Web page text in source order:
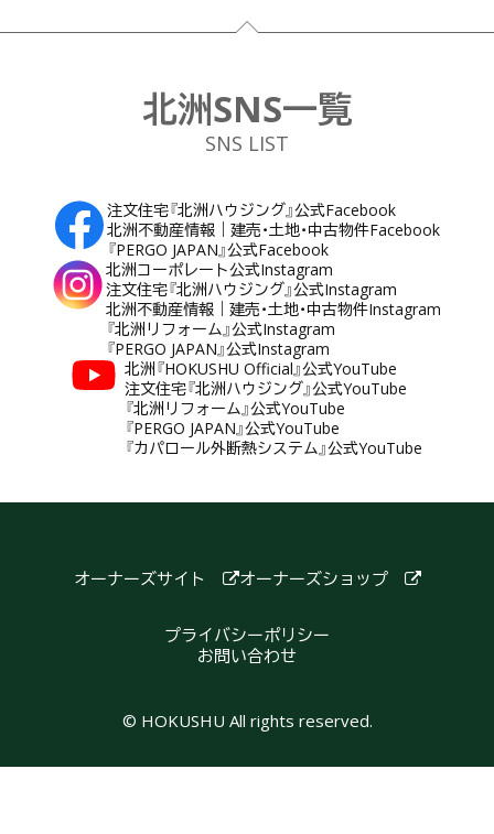
フッター
北洲SNS一覧
SNS LIST
注文住宅『北洲ハウジング』公式Facebook
北洲不動産情報｜建売・土地・中古物件Facebook
『PERGO JAPAN』公式Facebook
北洲コーポレート公式Instagram
注文住宅『北洲ハウジング』公式Instagram
北洲不動産情報｜建売・土地・中古物件Instagram
『北洲リフォーム』公式Instagram
『PERGO JAPAN』公式Instagram
北洲『HOKUSHU Official』公式YouTube
注文住宅『北洲ハウジング』公式YouTube
『北洲リフォーム』公式YouTube
『PERGO JAPAN』公式YouTube
『カパロール外断熱システム』公式YouTube
オーナーズサイト オーナーズショップ
プライバシーポリシー
お問い合わせ
© HOKUSHU All rights reserved.